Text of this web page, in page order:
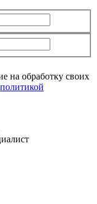
на обработку своих
политикой